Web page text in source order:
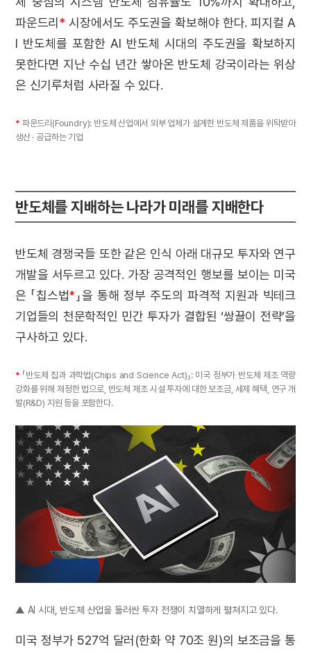
파운드리* 시장에서도 주도권을 확보해야 한다. 피지컬 A
I 반도체를 포함한 AI 반도체 시대의 주도권을 확보하지
못한다면 지난 수십 년간 쌓아온 반도체 강국이라는 위상
은 신기루처럼 사라질 수 있다.
* 파운드리(Foundry): 반도체 산업에서 외부 업체가 설계한 반도체 제품을 위탁받아
생산 · 공급하는 기업
반도체를 지배하는 나라가 미래를 지배한다
반도체 경쟁국들 또한 같은 인식 아래 대규모 투자와 연구
개발을 서두르고 있다. 가장 공격적인 행보를 보이는 미국
은 「칩스법*」을 통해 정부 주도의 파격적 지원과 빅테크
기업들의 천문학적인 민간 투자가 결합된 ‘쌍끌이 전략’을
구사하고 있다.
* 「반도체 칩과 과학법(Chips and Science Act)」: 미국 정부가 반도체 제조 역량
강화를 위해 제정한 법으로, 반도체 제조 시설 투자에 대한 보조금, 세제 혜택, 연구 개
발(R&D) 지원 등을 포함한다.
▲ AI 시대, 반도체 산업을 둘러싼 투자 전쟁이 치열하게 펼쳐지고 있다.
미국 정부가 527억 달러(한화 약 70조 원)의 보조금을 통